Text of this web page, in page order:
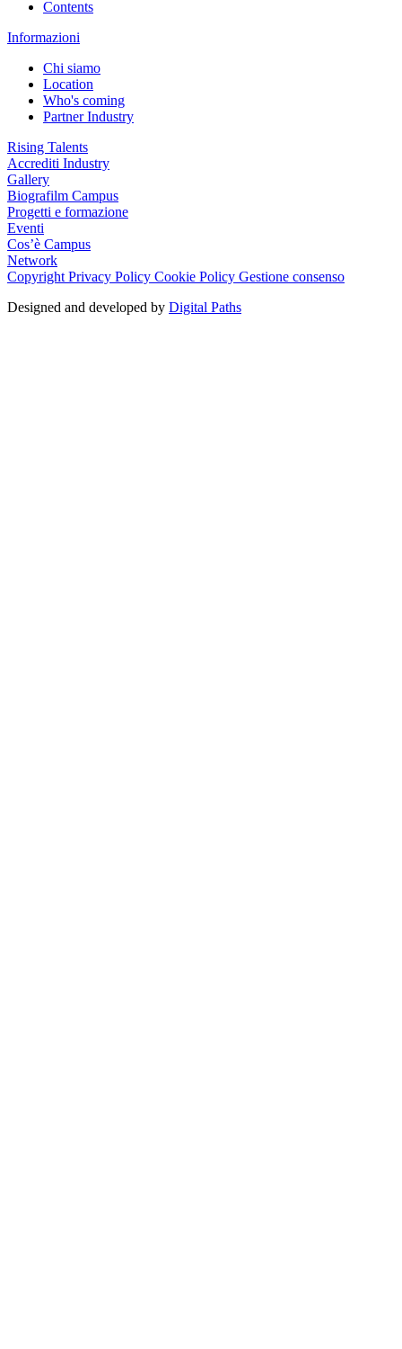
Contents
Informazioni
Chi siamo
Location
Who's coming
Partner Industry
Rising Talents
Accrediti Industry
Gallery
Biografilm Campus
Progetti e formazione
Eventi
Cos’è Campus
Network
Copyright Privacy Policy Cookie Policy Gestione consenso
Designed and developed by Digital Paths